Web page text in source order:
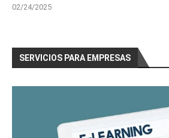
02/24/2025
SERVICIOS PARA EMPRESAS